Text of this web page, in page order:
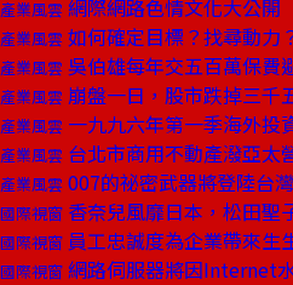
產業風雲 網際網路色情文化大公開
產業風雲 如何確定目標？找尋動力
產業風雲 吳伯雄每年交五百萬保費
產業風雲 崩盤一日，股市跌掉三千
產業風雲 一九九六年第一季海外投
產業風雲 台北市商用不動產潑亞太
產業風雲 007的祕密武器將登陸台灣
國際視窗 香奈兒風靡日本，松田聖
國際視窗 員工忠誠度為企業帶來生
國際視窗 網路伺服器將因Internet